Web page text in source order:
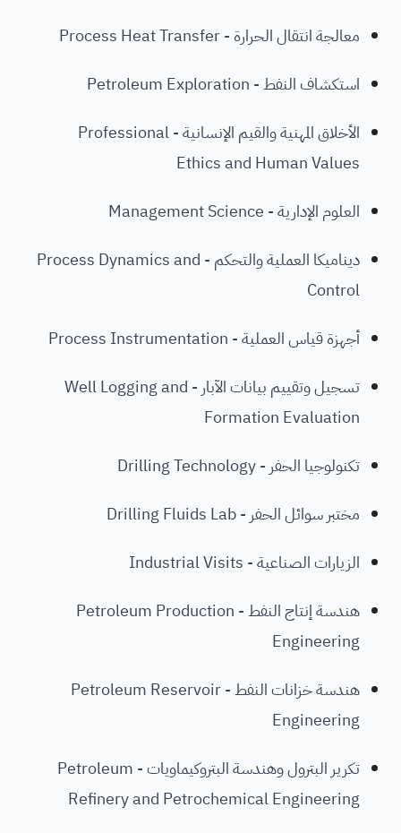
معالجة انتقال الحرارة - Process Heat Transfer
استكشاف النفط - Petroleum Exploration
الأخلاق المهنية والقيم الإنسانية - Professional
Ethics and Human Values
العلوم الإدارية - Management Science
ديناميكا العملية والتحكم - Process Dynamics and
Control
أجهزة قياس العملية - Process Instrumentation
تسجيل وتقييم بيانات الآبار - Well Logging and
Formation Evaluation
تكنولوجيا الحفر - Drilling Technology
مختبر سوائل الحفر - Drilling Fluids Lab
الزيارات الصناعية - Industrial Visits
هندسة إنتاج النفط - Petroleum Production
Engineering
هندسة خزانات النفط - Petroleum Reservoir
Engineering
تكرير البترول وهندسة البتروكيماويات - Petroleum
Refinery and Petrochemical Engineering